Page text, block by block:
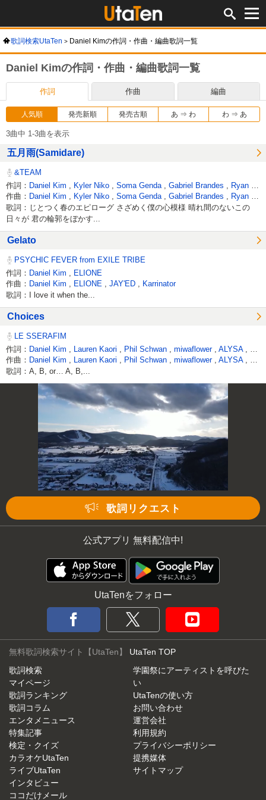
歌詞検索UtaTen Daniel Kimの作詞・作曲・編曲歌詞一覧
Daniel Kimの作詞・作曲・編曲歌詞一覧
作詞 作曲 編曲
人気順 発売新順 発売古順 あ ⇒ わ わ ⇒ あ
3曲中 1-3曲を表示
五月雨(Samidare)
&TEAM
作詞： Daniel Kim Kyler Niko Soma Genda Gabriel Brandes
Ryan Lawrie
作曲： Daniel Kim Kyler Niko Soma Genda Gabriel Brandes Ryan Lawrie
歌詞：じとつく春のエピローグ さざめく僕の心模様 晴れ間のないこの
日々が 君の輪郭をぼかす...
Gelato
PSYCHIC FEVER from EXILE TRIBE
作詞： Daniel Kim
ELIONE
作曲： Daniel Kim ELIONE JAY'ED Karrinator
歌詞：I love it when the...
Choices
LE SSERAFIM
作詞： Daniel Kim Lauren Kaori Phil Schwan miwaflower ALYSA
作曲： Daniel Kim Lauren Kaori Phil Schwan miwaflower ALYSA
歌詞：A, B, or… A, B,...
歌詞リクエスト
公式アプリ 無料配信中!
UtaTenをフォロー
無料歌詞検索サイト【UtaTen】 UtaTen TOP
歌詞検索
マイページ
歌詞ランキング
歌詞コラム
エンタメニュース
特集記事
検定・クイズ
カラオケUtaTen
ライブUtaTen
インタビュー
ココだけメール
学園祭にアーティストを呼びた
い
UtaTenの使い方
お問い合わせ
運営会社
利用規約
プライバシーポリシー
提携媒体
サイトマップ